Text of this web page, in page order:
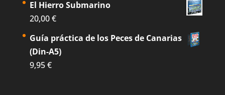
El Hierro Submarino
20,00€
Guía práctica de los Peces de Canarias
(Din-A5)
9,95€